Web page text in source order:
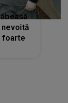
foarte